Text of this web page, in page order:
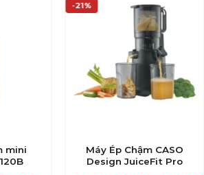
mini
-21%
Máy Ép Chậm CASO
Design JuiceFit Pro